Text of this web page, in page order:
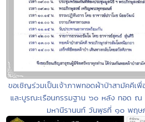
ขอเชิญร่วมเป็นเจ้าภาพทอดผ้าป่าสามัคคีเ
และบูรณะเรือนกรรมฐาน ๖๐ หลัง ทอด ณ
มหานีรานนท์ วันพุธที่ ๑๐ พฤ